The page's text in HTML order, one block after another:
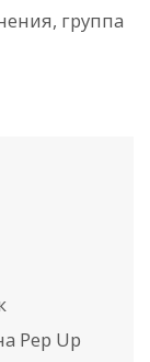
группа
Pep Up